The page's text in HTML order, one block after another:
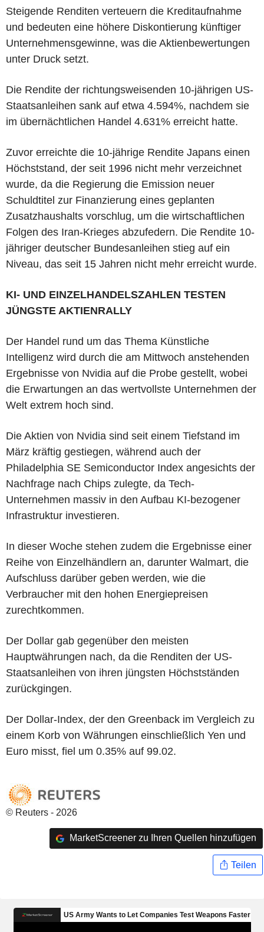
Steigende Renditen verteuern die Kreditaufnahme
und bedeuten eine höhere Diskontierung künftiger
Unternehmensgewinne, was die Aktienbewertungen
unter Druck setzt.
Die Rendite der richtungsweisenden 10-jährigen US-
Staatsanleihen sank auf etwa 4.594%, nachdem sie
im übernächtlichen Handel 4.631% erreicht hatte.
Zuvor erreichte die 10-jährige Rendite Japans einen
Höchststand, der seit 1996 nicht mehr verzeichnet
wurde, da die Regierung die Emission neuer
Schuldtitel zur Finanzierung eines geplanten
Zusatzhaushalts vorschlug, um die wirtschaftlichen
Folgen des Iran-Krieges abzufedern. Die Rendite 10-
jähriger deutscher Bundesanleihen stieg auf ein
Niveau, das seit 15 Jahren nicht mehr erreicht wurde.
KI- UND EINZELHANDELSZAHLEN TESTEN
JÜNGSTE AKTIENRALLY
Der Handel rund um das Thema Künstliche
Intelligenz wird durch die am Mittwoch anstehenden
Ergebnisse von Nvidia auf die Probe gestellt, wobei
die Erwartungen an das wertvollste Unternehmen der
Welt extrem hoch sind.
Die Aktien von Nvidia sind seit einem Tiefstand im
März kräftig gestiegen, während auch der
Philadelphia SE Semiconductor Index angesichts der
Nachfrage nach Chips zulegte, da Tech-
Unternehmen massiv in den Aufbau KI-bezogener
Infrastruktur investieren.
In dieser Woche stehen zudem die Ergebnisse einer
Reihe von Einzelhändlern an, darunter Walmart, die
Aufschluss darüber geben werden, wie die
Verbraucher mit den hohen Energiepreisen
zurechtkommen.
Der Dollar gab gegenüber den meisten
Hauptwährungen nach, da die Renditen der US-
Staatsanleihen von ihren jüngsten Höchstständen
zurückgingen.
Der Dollar-Index, der den Greenback im Vergleich zu
einem Korb von Währungen einschließlich Yen und
Euro misst, fiel um 0.35% auf 99.02.
© Reuters - 2026
MarketScreener zu Ihren Quellen hinzufügen
Teilen